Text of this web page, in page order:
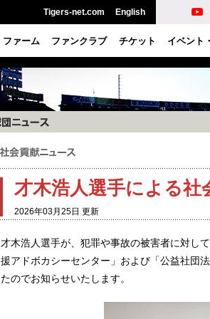
Tigers-net.com English
ファーム ファンクラブ チケット イベント
才木浩人選手による社
2026年03月25日 更新
才木浩人選手が、犯罪や事故の被害者に対し
援アドボカシーセンター」および「公益社団
たのでお知らせいたします。